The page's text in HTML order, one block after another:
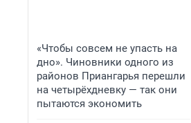
«Чтобы совсем не упасть на
дно». Чиновники одного из
районов Приангарья перешли
на четырёхдневку — так они
пытаются экономить